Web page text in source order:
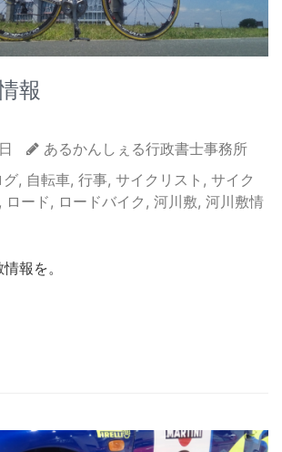
報
あるかんしぇる行政書士事務所
グ, 自転車, 行事, サイクリスト , サイク
, ロード, ロードバイク , 河川敷, 河川敷情
報を。